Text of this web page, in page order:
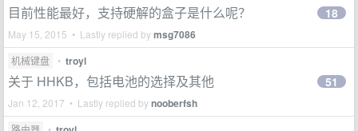
目前性能最好，支持硬解的盒子是什么呢？
May 15, 2015 • Lastly replied bymsg7086
18
机械键盘 • troyl
关于 HHKB，包括电池的选择及其他
Jan 12, 2017 • Lastly replied bynooberfsh
51